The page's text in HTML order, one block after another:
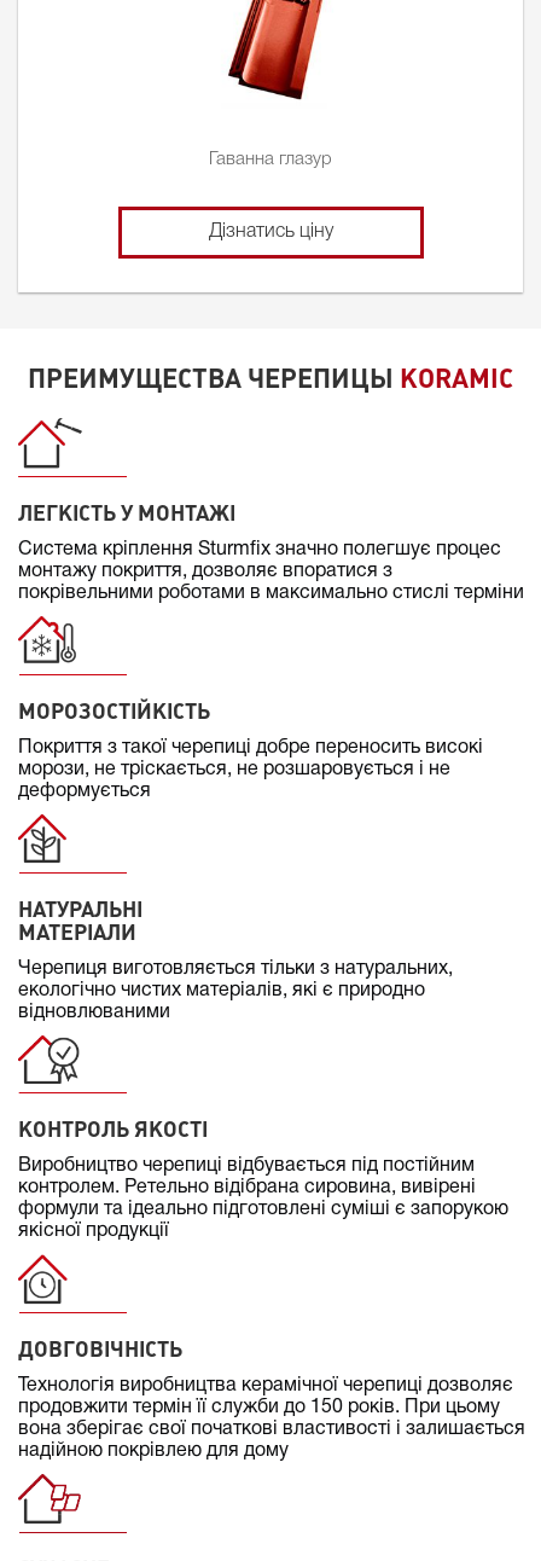
Гаванна глазур
Дізнатись ціну
ПРЕИМУЩЕСТВА ЧЕРЕПИЦЫ KORAMIC
ЛЕГКІСТЬ У МОНТАЖІ
Система кріплення Sturmfix значно полегшує процес
монтажу покриття, дозволяє впоратися з
покрівельними роботами в максимально стислі терміни
МОРОЗОСТІЙКІСТЬ
Покриття з такої черепиці добре переносить високі
морози, не тріскається, не розшаровується і не
деформується
НАТУРАЛЬНІ
МАТЕРІАЛИ
Черепиця виготовляється тільки з натуральних,
екологічно чистих матеріалів, які є природно
відновлюваними
КОНТРОЛЬ ЯКОСТІ
Виробництво черепиці відбувається під постійним
контролем. Ретельно відібрана сировина, вивірені
формули та ідеально підготовлені суміші є запорукою
якісної продукції
ДОВГОВІЧНІСТЬ
Технологія виробництва керамічної черепиці дозволяє
продовжити термін її служби до 150 років. При цьому
вона зберігає свої початкові властивості і залишається
надійною покрівлею для дому